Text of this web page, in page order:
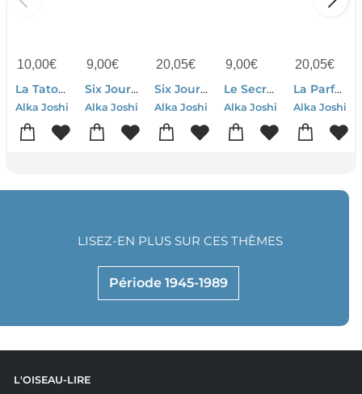
10,00€
La Tatoueuse De Jaipur
Alka Joshi
9,00€
Six Jours A Bombay
Alka Joshi
20,05€
Six Jours A Bombay
Alka Joshi
9,00€
Le Secret De Jaipur
Alka Joshi
20,05€
La Parfumeuse De Paris
Alka Joshi
Période 1945-1989
LISEZ-EN PLUS SUR CES THÈMES
L'OISEAU-LIRE